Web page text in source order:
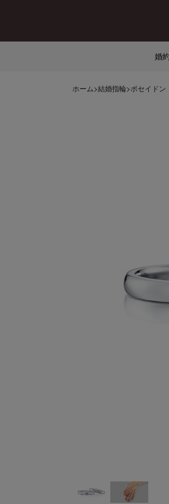
婚
ホーム>結婚指輪>ポセイドン